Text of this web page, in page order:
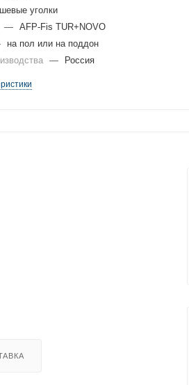
уголки
— AFP-Fis TUR+NOVO
на пол или на поддон
— Россия